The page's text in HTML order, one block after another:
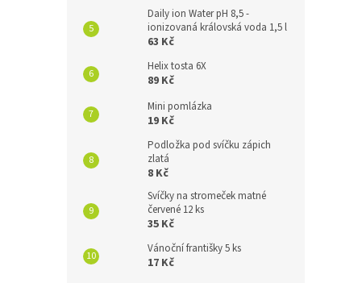
Daily ion Water pH 8,5 -
ionizovaná královská voda 1,5 l
63 Kč
Helix tosta 6X
89 Kč
Mini pomlázka
19 Kč
Podložka pod svíčku zápich
zlatá
8 Kč
Svíčky na stromeček matné
červené 12 ks
35 Kč
Vánoční františky 5 ks
17 Kč